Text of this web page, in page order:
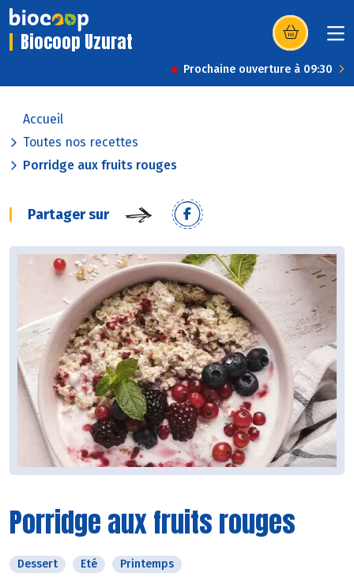
Biocoop Uzurat (s’ouvre dans
Prochaine ouverture à 09:30
Accueil
Toutes nos recettes
Porridge aux fruits rouges
Partager sur
Porridge aux fruits rouges
Dessert Eté Printemps